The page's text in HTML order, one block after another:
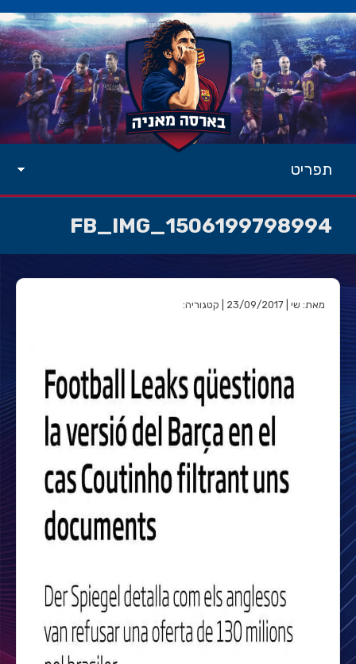
תפריט
FB_IMG_1506199798994
מאת: שי | 23/09/2017 | קטגוריה: